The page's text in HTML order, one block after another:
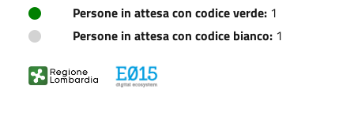
Persone in attesa con codice verde: 1
Persone in attesa con codice bianco: 1